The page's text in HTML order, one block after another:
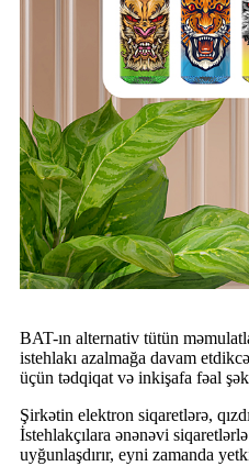
BAT-ın alternativ tütün
istehlakı azalmağa davam
üçün tədqiqat və inkişafa fəal
Şirkətin elektron siqaretlərə,
İstehlakçılara ənənəvi
uyğunlaşdırır, eyni zamanda